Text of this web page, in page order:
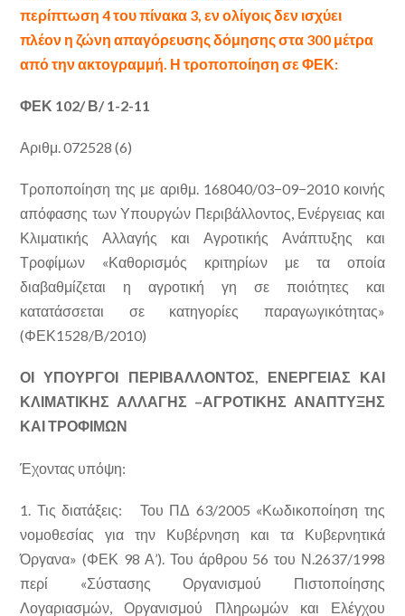
περίπτωση 4 του πίνακα 3, εν ολίγοις δεν ισχύει
πλέον η ζώνη απαγόρευσης δόμησης στα 300 μέτρα
από την ακτογραμμή. Η τροποποίηση σε ΦΕΚ:
ΦΕΚ 102/ Β/ 1-2-11
Αριθμ. 072528 (6)
Τροποποίηση της με αριθμ. 168040/03−09−2010 κοινής
απόφασης των Υπουργών Περιβάλλοντος, Ενέργειας και
Κλιματικής Αλλαγής και Αγροτικής Ανάπτυξης και
Τροφίμων «Καθορισμός κριτηρίων με τα οποία
διαβαθμίζεται η αγροτική γη σε ποιότητες και
κατατάσσεται σε κατηγορίες παραγωγικότητας»
(ΦΕΚ1528/Β/2010)
ΟΙ ΥΠΟΥΡΓΟΙ ΠΕΡΙΒΑΛΛΟΝΤΟΣ, ΕΝΕΡΓΕΙΑΣ ΚΑΙ
ΚΛΙΜΑΤΙΚΗΣ ΑΛΛΑΓΗΣ –ΑΓΡΟΤΙΚΗΣ ΑΝΑΠΤΥΞΗΣ
ΚΑΙ ΤΡΟΦΙΜΩΝ
Έχοντας υπόψη:
1. Τις διατάξεις: Του ΠΔ 63/2005 «Κωδικοποίηση της
νομοθεσίας για την Κυβέρνηση και τα Κυβερνητικά
Όργανα» (ΦΕΚ 98 Α’). Του άρθρου 56 του Ν.2637/1998
περί «Σύστασης Οργανισμού Πιστοποίησης
Λογαριασμών, Οργανισμού Πληρωμών και Ελέγχου